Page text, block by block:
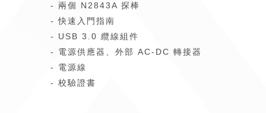
- 兩個 N2843A 探棒
- 快速入門指南
- USB 3.0 纜線組件
- 電源供應器、外部 AC-DC 轉接器
- 電源線
- 校驗證書